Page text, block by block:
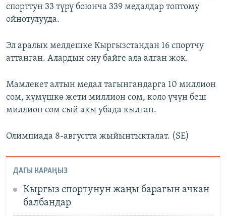
спорттун 33 түрү боюнча 339 медалдар топтому
ойнотулууда.
Эл аралык мелдешке Кыргызстандан 16 спортчу
аттанган. Алардын ону байге ала алган жок.
Мамлекет алтын медал тагынгандарга 10 миллион
сом, күмүшкө жети миллион сом, коло үчүн беш
миллион сом сый акы убада кылган.
Олимпиада 8-августта жыйынтыкталат. (SE)
ДАГЫ КАРАҢЫЗ
Кыргыз спортунун жаңы барагын ачкан
балбандар